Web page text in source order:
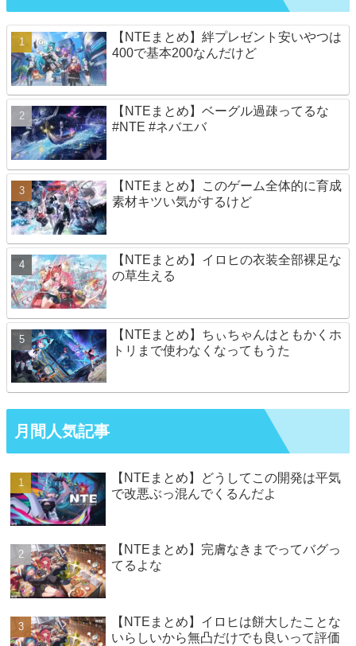
【NTEまとめ】絆プレゼント安いやつは
400で基本200なんだけど
【NTEまとめ】ベーグル過疎ってるな
#NTE #ネバエバ
【NTEまとめ】このゲーム全体的に育成
素材キツい気がするけど
【NTEまとめ】イロヒの衣装全部裸足な
の草生える
【NTEまとめ】ちぃちゃんはともかくホ
トリまで使わなくなってもうた
月間人気記事
【NTEまとめ】どうしてこの開発は平気
で改悪ぶっ混んでくるんだよ
【NTEまとめ】完膚なきまでってバグっ
てるよな
【NTEまとめ】イロヒは餅大したことな
いらしいから無凸だけでも良いって評価